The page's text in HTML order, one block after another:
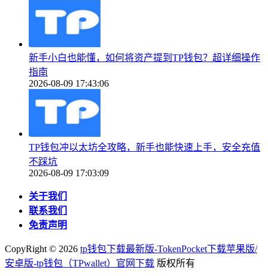
新手小白也能懂，如何将资产提到TP钱包？超详细操作
指南
2026-08-09 17:43:06
TP钱包冲以太坊全攻略，新手也能快速上手，安全充值
不踩坑
2026-08-09 17:03:09
关于我们
联系我们
免责声明
CopyRight © 2026 tp钱包下载最新版-TokenPocket下载苹果版/
安卓版-tp钱包（TPwallet）官网下载 版权所有